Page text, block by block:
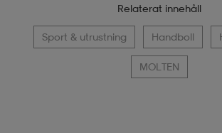
Relaterat innehåll
Sport & utrustning Handboll
MOLTEN